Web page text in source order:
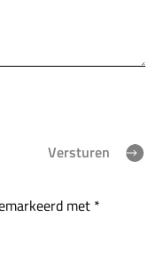
Versturen
met *